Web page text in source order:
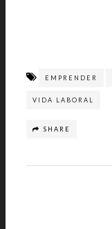
EMPRENDER
VIDA LABORAL
SHARE